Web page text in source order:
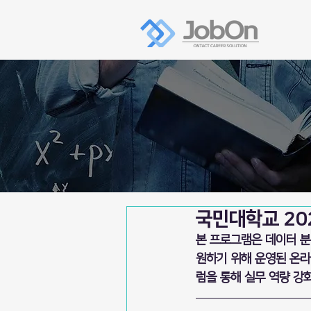
국민대학교
본 프로그램은 데이터
원하기 위해 운영된 온
럼을 통해 실무 역량 강